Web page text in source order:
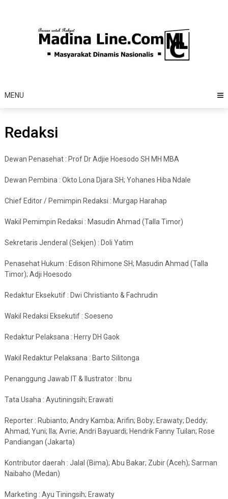
MENU
Redaksi
Dewan Penasehat : Prof Dr Adjie Hoesodo SH MH MBA
Dewan Pembina : Okto Lona Djara SH; Yohanes Hiba Ndale
Chief Editor / Pemimpin Redaksi : Murgap Harahap
Wakil Pemimpin Redaksi : Masudin Ahmad (Talla Timor)
Sekretaris Jenderal (Sekjen) : Doli Yatim
Penasehat Hukum : Edison Rihimone SH; Masudin Ahmad (Talla
Timor); Adji Hoesodo
Redaktur Eksekutif : Dwi Christianto & Fachrudin
Wakil Redaksi Eksekutif : Soeseno
Redaktur Pelaksana : Herry DH Gaok
Wakil Redaktur Pelaksana : Barto Silitonga
Penanggung Jawab IT & Ilustrator : Ibnu
Tata Usaha : Ayutiningsih; Erawati
Reporter : Rubianto; Andry Kamba; Arifin; Boby; Erawaty; Deddy;
Ahmad; Yuni; Ila; Avrie; Andri Bayuardi; Hendrik Fanny Tuilan; Rose
Pandiangan (Jakarta)
Kontributor daerah : Jalal (Bima); Abu Bakar; Zubir (Aceh); Sarman
Naibaho (Medan)
Marketing : Ayu Tiningsih; Erawaty